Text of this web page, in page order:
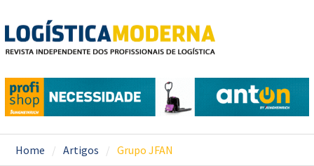
Home Artigos Grupo JFAN